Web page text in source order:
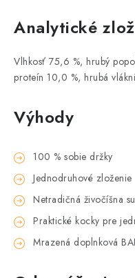
Analytické
Vlhkosť 75,6 %, hrubý
proteín 10,0 %, hrubá
Výhody
100 % sobie držky
Jednodruhové zloženie
Netradičná živočíšna
Praktické kocky pre
Mrazená doplnková